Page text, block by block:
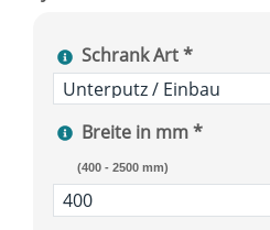
Schrank Art *
Breite in mm *
(400 - 2500 mm)